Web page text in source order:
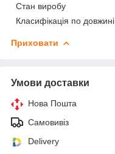
Стан виробу
Класифікація по довжині
Приховати
Умови доставки
Нова Пошта
Самовивіз
Delivery